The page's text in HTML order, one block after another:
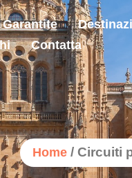
Garantite
Contatta
Home/ Circuiti